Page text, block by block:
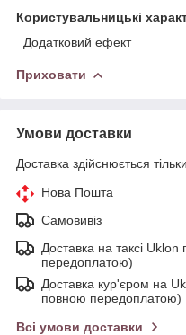
Користувальницькі
Додатковий ефект
Приховати
Умови доставки
Доставка здійснюється
Нова Пошта
Самовивіз
Доставка на таксі
передоплатою)
Доставка кур'єром на
повною передоплатою)
Всі умови доставки